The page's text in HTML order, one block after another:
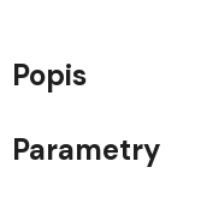
Popis
Parametry